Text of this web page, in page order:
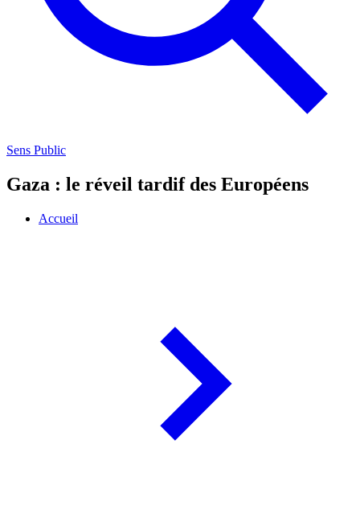
Sens Public
Gaza : le réveil tardif des Européens
Accueil